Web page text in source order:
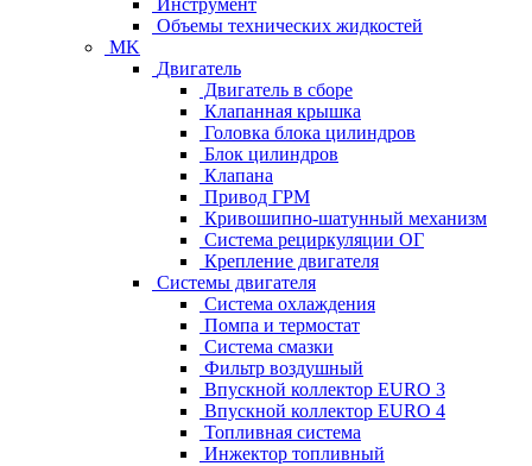
Инструмент
Объемы технических жидкостей
MK
Двигатель
Двигатель в сборе
Клапанная крышка
Головка блока цилиндров
Блок цилиндров
Клапана
Привод ГРМ
Кривошипно-шатунный механизм
Система рециркуляции ОГ
Крепление двигателя
Системы двигателя
Система охлаждения
Помпа и термостат
Система смазки
Фильтр воздушный
Впускной коллектор EURO 3
Впускной коллектор EURO 4
Топливная система
Инжектор топливный